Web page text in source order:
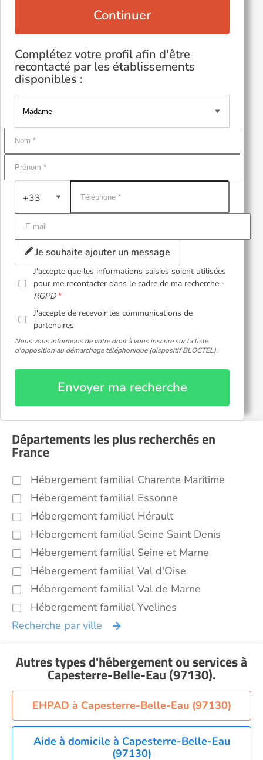
Continuer
Complétez votre profil afin d'être
recontacté par les établissements
disponibles :
+33
Je souhaite ajouter un message
J'accepte que les informations saisies soient utilisées
pour me recontacter dans le cadre de ma recherche -
RGPD
J'accepte de recevoir les communications de
partenaires
Nous vous informons de votre droit à vous inscrire sur la liste
d'opposition au démarchage téléphonique (dispositif BLOCTEL).
Envoyer ma recherche
Départements les plus recherchés en
France
Hébergement familial Charente Maritime
Hébergement familial Essonne
Hébergement familial Hérault
Hébergement familial Seine Saint Denis
Hébergement familial Seine et Marne
Hébergement familial Val d'Oise
Hébergement familial Val de Marne
Hébergement familial Yvelines
Recherche par ville
Autres types d'hébergement ou servicesà
Capesterre-Belle-Eau (97130).
EHPAD à Capesterre-Belle-Eau (97130)
Aide à domicile à Capesterre-Belle-Eau
(97130)